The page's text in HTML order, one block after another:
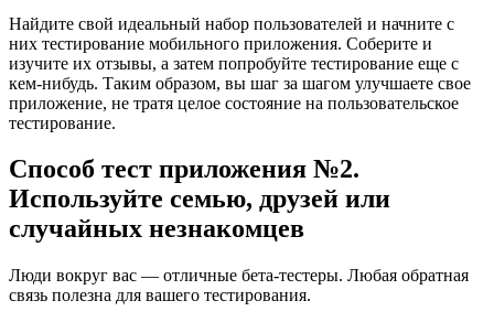
Найдите свой идеальный набор пользователей и начните с
них тестирование мобильного приложения. Соберите и
изучите их отзывы, а затем попробуйте тестирование еще с
кем-нибудь. Таким образом, вы шаг за шагом улучшаете свое
приложение, не тратя целое состояние на пользовательское
тестирование.
Способ тест приложения №2.
Используйте семью, друзей или
случайных незнакомцев
Люди вокруг вас — отличные бета-тестеры. Любая обратная
связь полезна для вашего тестирования.